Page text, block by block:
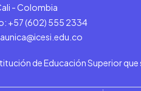
- Colombia
+57 (602) 555 2334
de Educación Superior